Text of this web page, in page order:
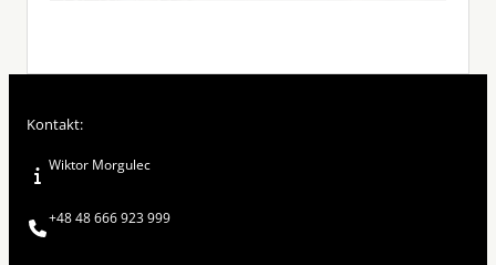
Kontakt:
Wiktor Morgulec
+48 48 666 923 999